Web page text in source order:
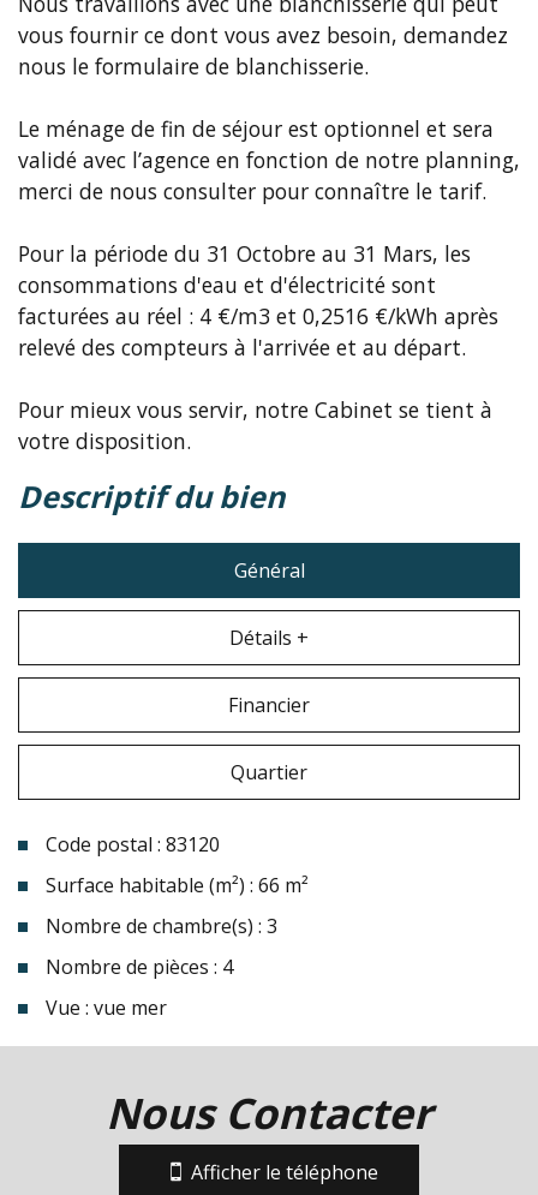
vous fournir ce dont vous avez besoin, demandez
nous le formulaire de blanchisserie.
Le ménage de fin de séjour est optionnel et sera
validé avec l’agence en fonction de notre planning,
merci de nous consulter pour connaître le tarif.
Pour la période du 31 Octobre au 31 Mars, les
consommations d'eau et d'électricité sont
facturées au réel : 4 €/m3 et 0,2516 €/kWh après
relevé des compteurs à l'arrivée et au départ.
Pour mieux vous servir, notre Cabinet se tient à
votre disposition.
descriptif du bien
Général
Détails +
Financier
Quartier
Code postal : 83120
Surface habitable (m²) : 66 m²
Nombre de chambre(s) : 3
Nombre de pièces : 4
Vue : vue mer
la ville de sainte-maxime (83120)
Nous Contacter
Afficher le téléphone